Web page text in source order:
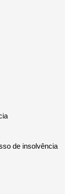
de insolvência